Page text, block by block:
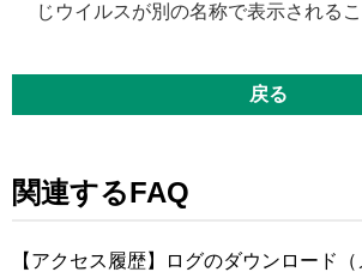
じウイルスが別の名称で表示されるこ
戻る
関連するFAQ
【アクセス履歴】ログのダウンロード